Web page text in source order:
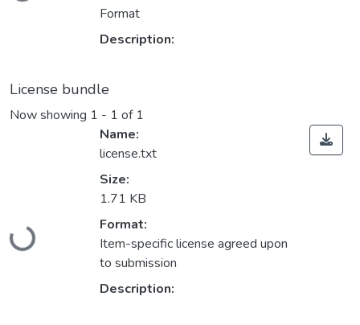
Format
Description:
License bundle
Now showing 1 - 1 of 1
Loading...
Name:
license.txt
Size:
1.71 KB
Format:
Item-specific license agreed upon
to submission
Description: